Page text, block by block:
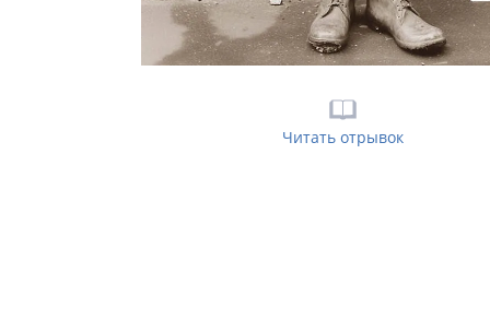
Читать отрывок